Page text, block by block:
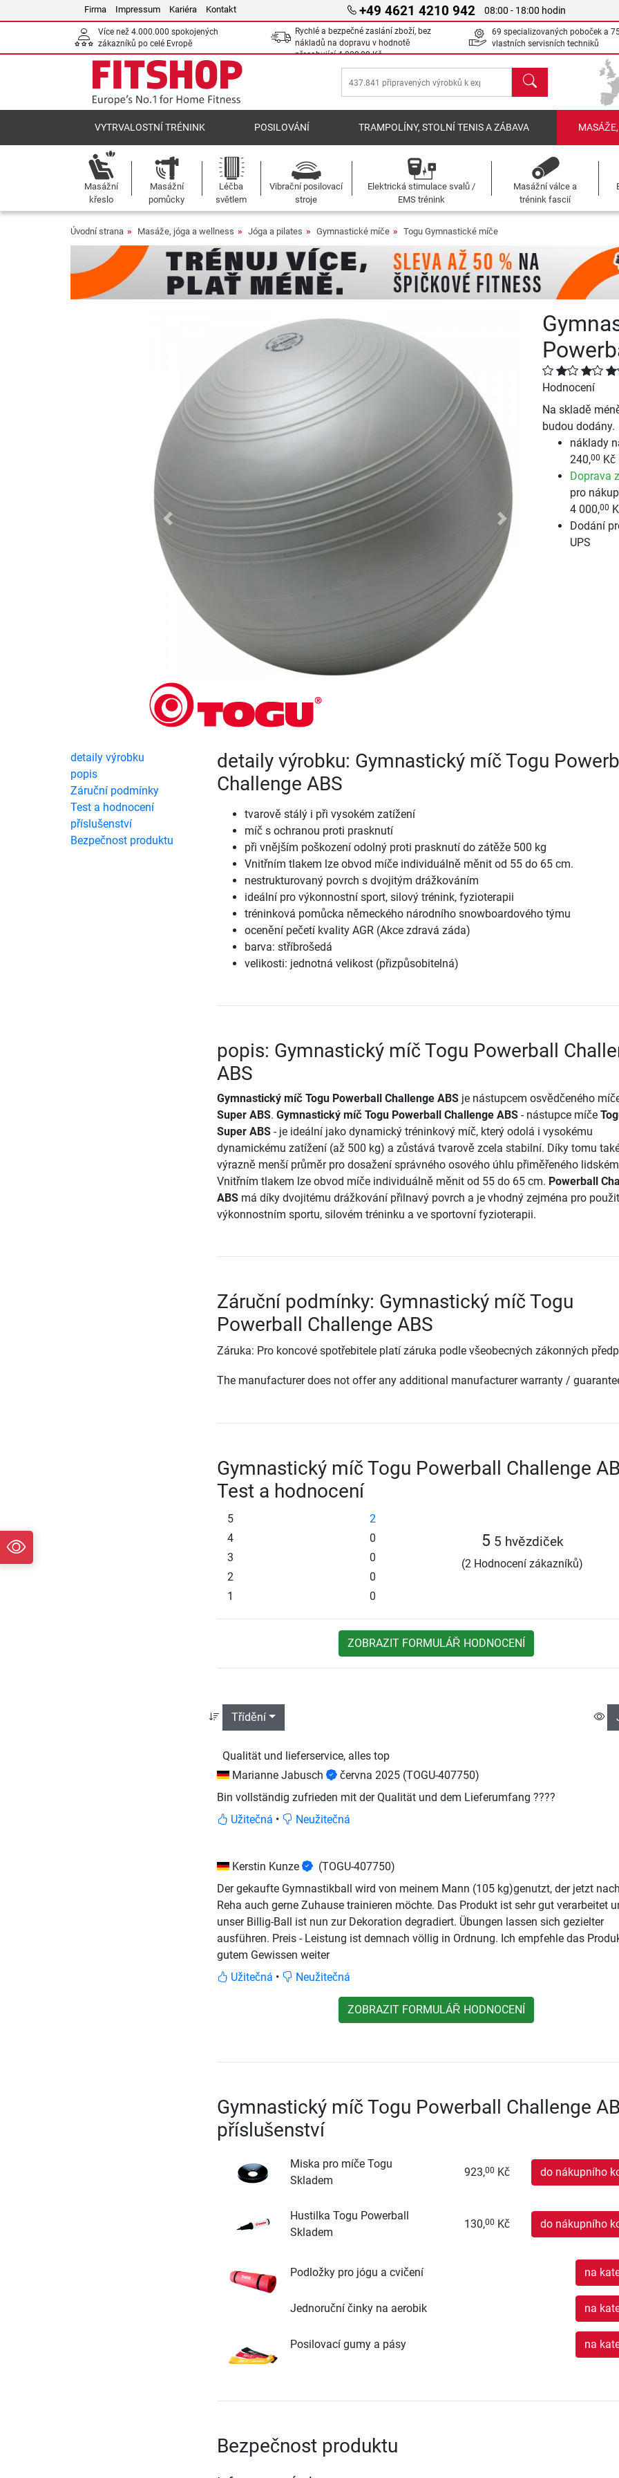
Firma Impressum Kariéra Kontakt +49 4621 4210 942 08:00 - 18:00 hodin
Více než 4.000.000 spokojených
zákazníků po celé Evropě
Rychlé a bezpečné zaslání zboží, bez
nákladů na dopravu v hodnotě
přesahující4 000,00 Kč
69 specializovaných poboček a
vlastních servisních techniků
Hledat
VYTRVALOSTNÍ TRÉNINK POSILOVÁNÍ TRAMPOLÍNY, STOLNÍ TENIS A ZÁBAVA
Masážní
křeslo
Masážní
pomůcky
Léčba
světlem
Vibrační posilovací
stroje
Elektrická stimulace svalů /
EMS trénink
Masážní válce a
trénink fascií
Úvodní strana Masáže, jóga a wellness Jóga a pilates Gymnastické míče Togu Gymnastické míče
Previous Next
Hodnocení
Na skladě
budou dodány.
náklady
240,00 Kč
Doprava
pro
4 000,00
Dodání
UPS
detaily výrobku
popis
Záruční podmínky
Test a hodnocení
příslušenství
Bezpečnost produktu
detaily výrobku: Gymnastický míč Togu
Challenge ABS
tvarově stálý i při vysokém zatížení
míč s ochranou proti prasknutí
při vnějším poškození odolný proti prasknutí do zátěže 500 kg
Vnitřním tlakem lze obvod míče individuálně měnit od 55 do 65 cm.
nestrukturovaný povrch s dvojitým drážkováním
ideální pro výkonnostní sport, silový trénink, fyzioterapii
tréninková pomůcka německého národního snowboardového týmu
ocenění pečetí kvality AGR (Akce zdravá záda)
barva: stříbrošedá
velikosti: jednotná velikost (přizpůsobitelná)
popis: Gymnastický míč Togu Powerball
ABS
Gymnastický míč Togu Powerball Challenge ABSje nástupcem osvědčeného
Super ABS. Gymnastický míč Togu Powerball Challenge ABS- nástupce míče
Super ABS- je ideální jako dynamický tréninkový míč, který odolá i vysokému
dynamickému zatížení (až 500 kg) a zůstává tvarově zcela stabilní. Díky tomu
výrazně menší průměr pro dosažení správného osového úhlu přiměřeného
Vnitřním tlakem lze obvod míče individuálně měnit od 55 do 65 cm. Powerball
ABSmá díky dvojitému drážkování přilnavý povrch a je vhodný zejména pro
výkonnostním sportu, silovém tréninku a ve sportovní fyzioterapii.
Záruční podmínky: Gymnastický míč Togu
Powerball Challenge ABS
Záruka: Pro koncové spotřebitele platí záruka podle všeobecných zákonných
The manufacturer does not offer any additional manufacturer warranty /
Gymnastický míč Togu Powerball Challenge
Test a hodnocení
5
2
4
0
3
0
2
0
1
0
5 5 hvězdiček
(2 Hodnocení zákazníků)
ZOBRAZIT FORMULÁŘ HODNOCENÍ
Třídění
Qualität und lieferservice, alles top
Marianne Jabusch
června 2025 (TOGU-407750)
Bin vollständig zufrieden mit der Qualität und dem Lieferumfang ????
Užitečná • Neužitečná
Kerstin Kunze
(TOGU-407750)
Der gekaufte Gymnastikball wird von meinem Mann (105 kg)genutzt, der jetzt
Reha auch gerne Zuhause trainieren möchte. Das Produkt ist sehr gut verarbeitet
unser Billig-Ball ist nun zur Dekoration degradiert. Übungen lassen sich gezielter
ausführen. Preis - Leistung ist demnach völlig in Ordnung. Ich empfehle das
gutem Gewissen weiter
Užitečná • Neužitečná
ZOBRAZIT FORMULÁŘ HODNOCENÍ
Gymnastický míč Togu Powerball Challenge
příslušenství
Miska pro míče Togu
Skladem
923,00 Kč do nákupního
Hustilka Togu Powerball
Skladem
130,00 Kč do nákupního
Podložky pro jógu a cvičení na
Jednoruční činky na aerobik na
Posilovací gumy a pásy na
Bezpečnost produktu